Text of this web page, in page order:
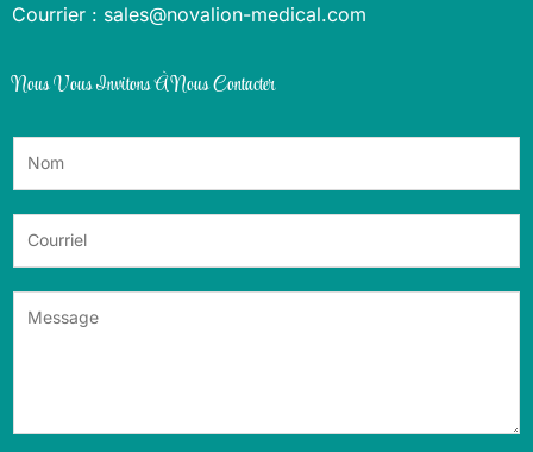
Courrier : sales@novalion-medical.com
Nous Vous Invitons À Nous Contacter